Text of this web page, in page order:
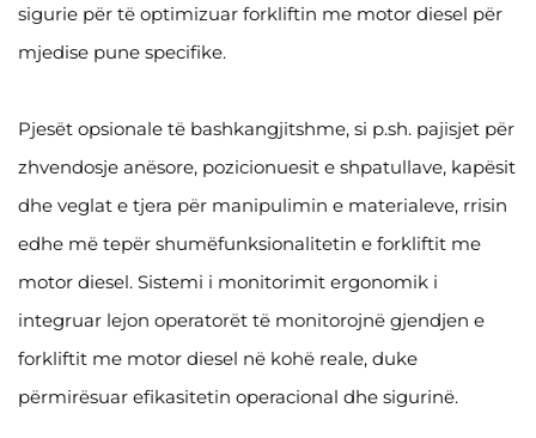
sigurie për të optimizuar forkliftin me motor diesel për
mjedise pune specifike.
Pjesët opsionale të bashkangjitshme, si p.sh. pajisjet për
zhvendosje anësore, pozicionuesit e shpatullave, kapësit
dhe veglat e tjera për manipulimin e materialeve, rrisin
edhe më tepër shumëfunksionalitetin e forkliftit me
motor diesel. Sistemi i monitorimit ergonomik i
integruar lejon operatorët të monitorojnë gjendjen e
forkliftit me motor diesel në kohë reale, duke
përmirësuar efikasitetin operacional dhe sigurinë.